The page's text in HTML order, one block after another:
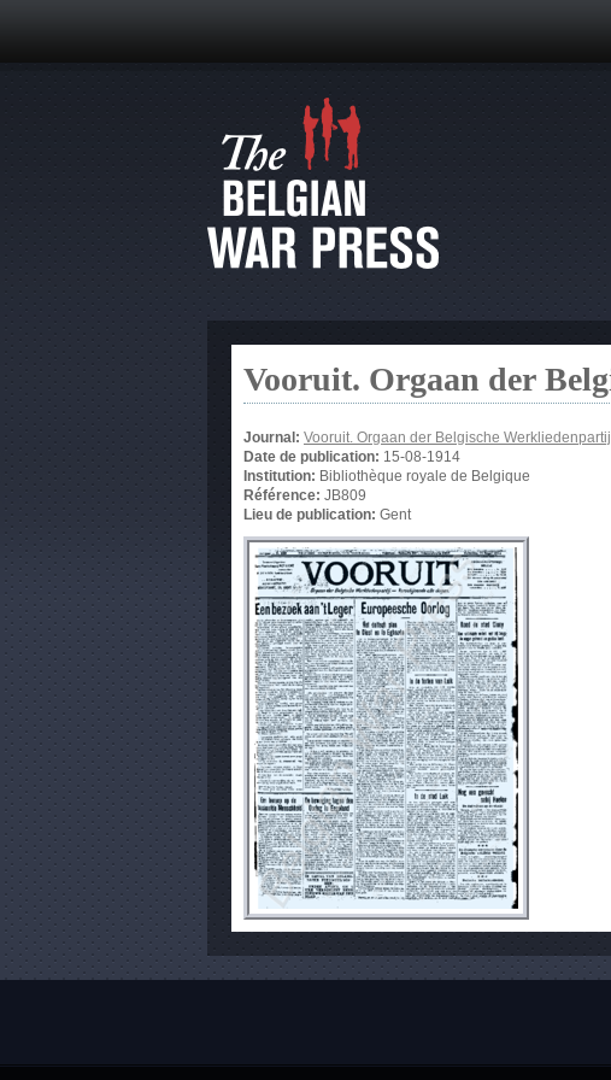
Vooruit. Orgaan der
Journal: Vooruit. Orgaan der Belgische Werkliedenpartij
Date de publication: 15-08-1914
Institution: Bibliothèque royale de Belgique
Référence: JB809
Lieu de publication: Gent